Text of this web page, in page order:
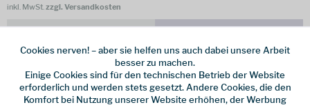
inkl. MwSt.zzgl. Versandkosten
vorrätig | Lieferzeit 1-3 Werktage
In den Warenkorb
Cookies nerven! – aber sie helfen uns auch dabei unsere Arbeit
besser zu machen.
Einige Cookies sind für den technischen Betrieb der Website
erforderlich und werden stets gesetzt. Andere Cookies, die den
Komfort bei Nutzung unserer Website erhöhen, der Werbung